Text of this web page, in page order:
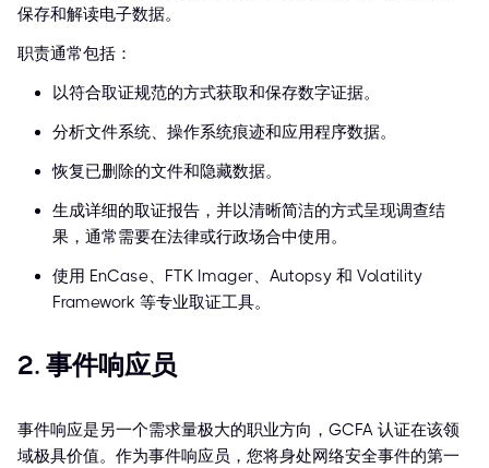
保存和解读电子数据。
职责通常包括：
以符合取证规范的方式获取和保存数字证据。
分析文件系统、操作系统痕迹和应用程序数据。
恢复已删除的文件和隐藏数据。
生成详细的取证报告，并以清晰简洁的方式呈现调查结
果，通常需要在法律或行政场合中使用。
使用 EnCase、FTK Imager、Autopsy 和 Volatility
Framework 等专业取证工具。
2. 事件响应员
事件响应是另一个需求量极大的职业方向，GCFA 认证在该领
域极具价值。作为事件响应员，您将身处网络安全事件的第一